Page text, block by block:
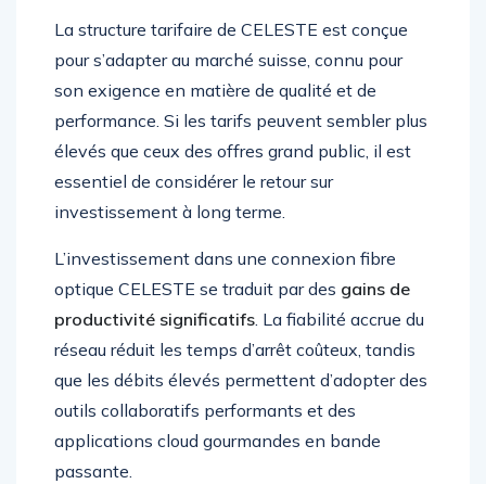
La structure tarifaire de CELESTE est conçue
pour s’adapter au marché suisse, connu pour
son exigence en matière de qualité et de
performance. Si les tarifs peuvent sembler plus
élevés que ceux des offres grand public, il est
essentiel de considérer le retour sur
investissement à long terme.
L’investissement dans une connexion fibre
optique CELESTE se traduit par des gains de
productivité significatifs. La fiabilité accrue du
réseau réduit les temps d’arrêt coûteux, tandis
que les débits élevés permettent d’adopter des
outils collaboratifs performants et des
applications cloud gourmandes en bande
passante.